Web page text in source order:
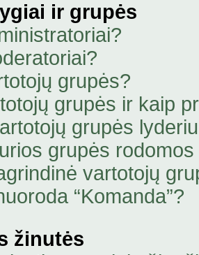
ir grupės
grupės?
grupės ir kaip
grupės
grupės
vartotojų
“Komanda”?
žinutės